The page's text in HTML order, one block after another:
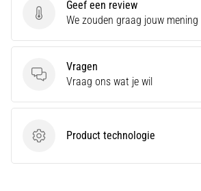
Geef een review
Geef een review
We zouden graag jouw mening
Vragen
Vragen
Vraag ons wat je wil
Product technologie
Product technologie